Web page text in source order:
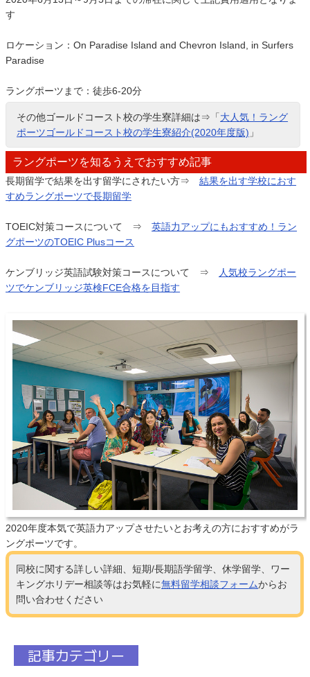
す
ロケーション：On Paradise Island and Chevron Island, in Surfers
Paradise
ラングポーツまで：徒歩6-20分
その他ゴールドコースト校の学生寮詳細は⇒「大人気！ラング
ポーツゴールドコースト校の学生寮紹介(2020年度版) 」
ラングポーツを知るうえでおすすめ記事
長期留学で結果を出す留学にされたい方⇒結果を出す学校におす
すめラングポーツで長期留学
TOEIC対策コースについて ⇒英語力アップにもおすすめ！ラン
グポーツのTOEIC Plusコース
ケンブリッジ英語試験対策コースについて ⇒
人気校ラングポー
ツでケンブリッジ英検FCE合格を目指す
2020年度本気で英語力アップさせたいとお考えの方におすすめがラ
ングポーツです。
同校に関する詳しい詳細、短期/長期語学留学、休学留学、ワー
キングホリデー相談等はお気軽に無料留学相談フォームからお
問い合わせください
記事カテゴリー